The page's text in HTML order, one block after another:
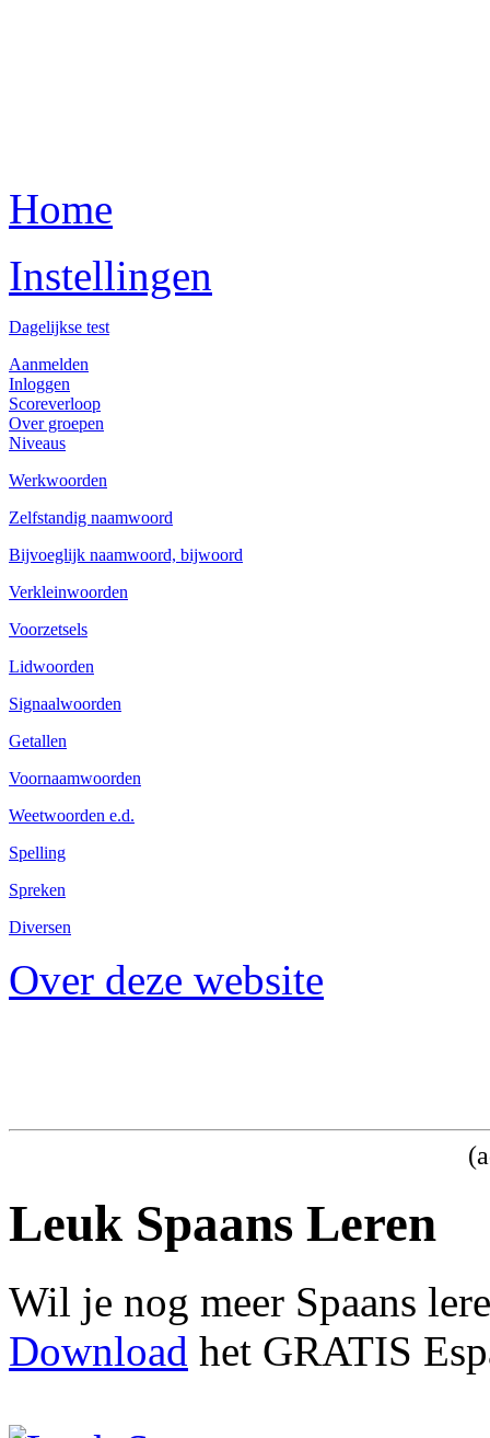
Home
Instellingen
Dagelijkse test
Aanmelden
Inloggen
Scoreverloop
Over groepen
Niveaus
Werkwoorden
Zelfstandig naamwoord
Bijvoeglijk naamwoord, bijwoord
Verkleinwoorden
Voorzetsels
Lidwoorden
Signaalwoorden
Getallen
Voornaamwoorden
Weetwoorden e.d.
Spelling
Spreken
Diversen
Over deze website
Leuk Spaans Leren
Wil je nog meer Spaans
Download het GRATIS